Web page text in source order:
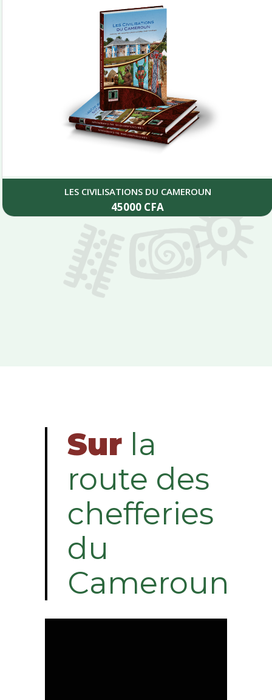
LES CIVILISATIONS DU CAMEROUN
45000 CFA
Sur la
route des
chefferies
du
Cameroun